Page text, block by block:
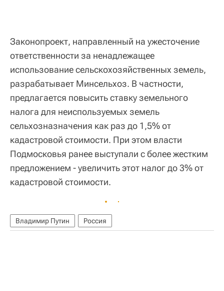
Законопроект, направленный на ужесточение
ответственности за ненадлежащее
использование сельскохозяйственных земель,
разрабатывает Минсельхоз. В частности,
предлагается повысить ставку земельного
налога для неиспользуемых земель
сельхозназначения как раз до 1,5% от
кадастровой стоимости. При этом власти
Подмосковья ранее выступали с более жестким
предложением - увеличить этот налог до 3% от
кадастровой стоимости.
Владимир Путин Россия